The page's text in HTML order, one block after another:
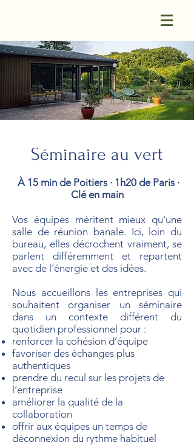
Séminaire au vert
À 15 min de Poitiers · 1h20 de Paris ·
Clé en main
Vos équipes méritent mieux qu'une
salle de réunion banale. Ici, loin du
bureau, elles décrochent vraiment, se
parlent différemment et repartent
avec de l'énergie et des idées.
Nous accueillons les entreprises qui
souhaitent organiser un séminaire
dans un contexte différent du
quotidien professionnel pour :
renforcer la cohésion d’équipe
favoriser des échanges plus
authentiques
prendre du recul sur les projets de
l’entreprise
améliorer la qualité de la
collaboration
offrir aux équipes un temps de
déconnexion du rythme habituel